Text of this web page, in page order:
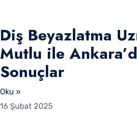
Diş Beyazlatma
Mutlu ile
Sonuçlar
Oku »
16 Şubat 2025